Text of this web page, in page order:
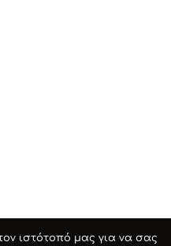
ιστότοπό μας για να σας